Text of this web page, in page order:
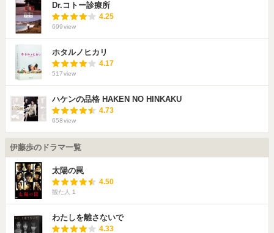
Dr.コトー診療所
4.25
699view
ホタルノヒカリ
4.17
517view
ハケンの品格 HAKEN NO HINKAKU
4.73
658view
伊藤歩のドラマ一覧
太陽の罠
4.50
観た人 1
わたしを離さないで
4.33